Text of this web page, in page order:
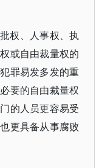
权、人事权、执
或自由裁量权的
罪易发多发的重
要的自由裁量权
的人员更容易受
更具备从事腐败